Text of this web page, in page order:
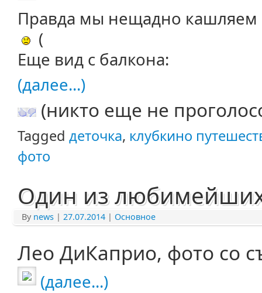
Правда мы нещадно кашляем
(
Еще вид с балкона:
(далее...)
(никто еще не
Tagged деточка, клубкино
фото
Один из
By news | 27.07.2014 | Основное
Лео ДиКаприо, фото со
(далее...)